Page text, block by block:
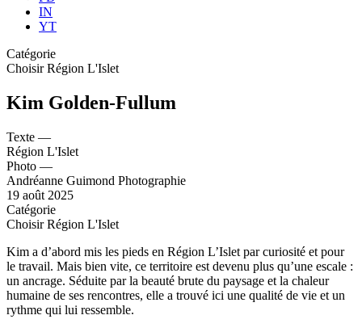
IN
YT
Catégorie
Choisir Région L'Islet
Kim Golden-Fullum
Texte —
Région L'Islet
Photo —
Andréanne Guimond Photographie
19 août 2025
Catégorie
Choisir Région L'Islet
Kim a d’abord mis les pieds en Région L’Islet par curiosité et pour
le travail. Mais bien vite, ce territoire est devenu plus qu’une escale :
un ancrage. Séduite par la beauté brute du paysage et la chaleur
humaine de ses rencontres, elle a trouvé ici une qualité de vie et un
rythme qui lui ressemble.